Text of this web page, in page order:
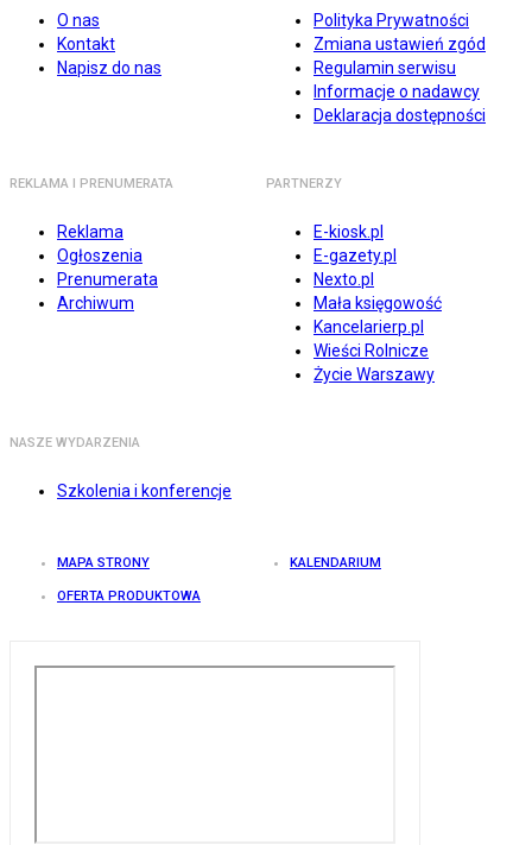
O nas
Kontakt
Napisz do nas
Polityka Prywatności
Zmiana ustawień zgód
Regulamin serwisu
Informacje o nadawcy
Deklaracja dostępności
REKLAMA I PRENUMERATA
Reklama
Ogłoszenia
Prenumerata
Archiwum
PARTNERZY
E-kiosk.pl
E-gazety.pl
Nexto.pl
Mała księgowość
Kancelarierp.pl
Wieści Rolnicze
Życie Warszawy
NASZE WYDARZENIA
Szkolenia i konferencje
MAPA STRONY KALENDARIUM
OFERTA PRODUKTOWA